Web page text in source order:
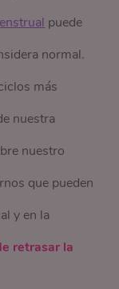
puede
normal.
más
nuestra
nuestro
que pueden
y en la
retrasar la